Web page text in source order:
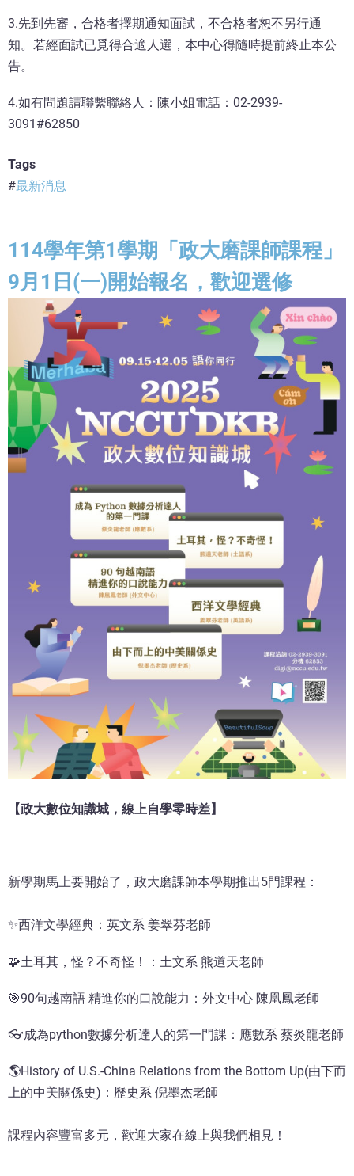
3.先到先審，合格者擇期通知面試，不合格者恕不另行通
知。若經面試已覓得合適人選，本中心得隨時提前終止本公
告。
4.如有問題請聯繫聯絡人：陳小姐電話：02-2939-
3091#62850
Tags
最新消息
114學年第1學期「政大磨課師課程」
9月1日(一)開始報名，歡迎選修
【政大數位知識城，線上自學零時差】
新學期馬上要開始了，政大磨課師本學期推出5門課程：
✨西洋文學經典：英文系 姜翠芬老師
🧩土耳其，怪？不奇怪！：土文系 熊道天老師
🎯90句越南語 精進你的口說能力：外文中心 陳凰鳳老師
👓成為python數據分析達人的第一門課：應數系 蔡炎龍老師
🌎History of U.S.-China Relations from the Bottom Up(由下而
上的中美關係史)：歷史系 倪墨杰老師
課程內容豐富多元，歡迎大家在線上與我們相見！